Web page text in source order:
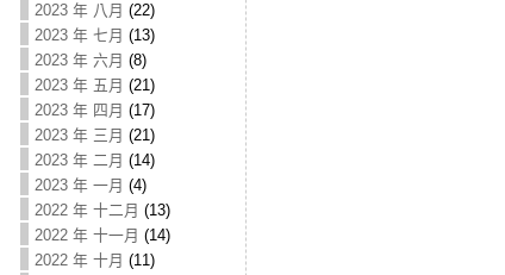
2023 年 八月 (22)
2023 年 七月 (13)
2023 年 六月 (8)
2023 年 五月 (21)
2023 年 四月 (17)
2023 年 三月 (21)
2023 年 二月 (14)
2023 年 一月 (4)
2022 年 十二月 (13)
2022 年 十一月 (14)
2022 年 十月 (11)